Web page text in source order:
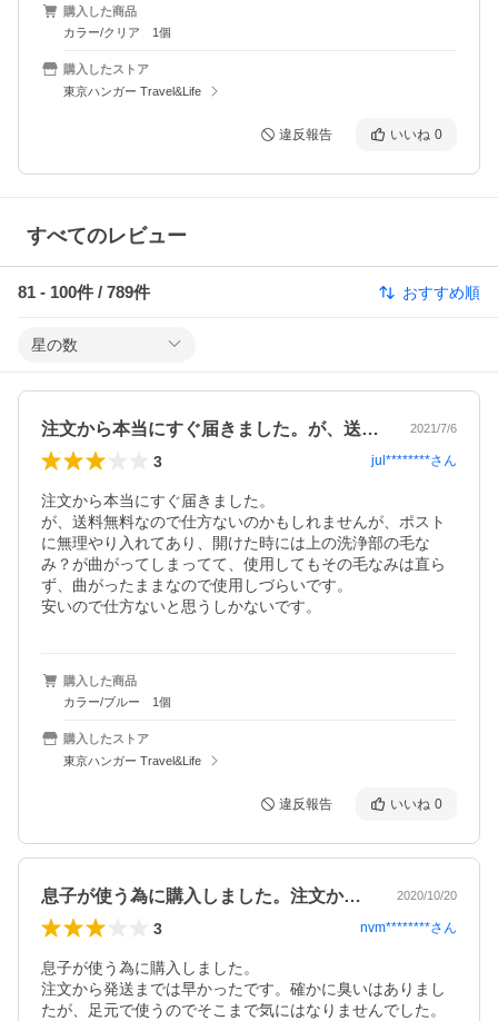
購入した商品
カラー/クリア 1個
購入したストア
東京ハンガー Travel&Life
違反報告 いいね 0
すべてのレビュー
81 - 100件 / 789件 おすすめ順
星の数
注文から本当にすぐ届きました。が、送料… 2021/7/6
3 jul********さん
注文から本当にすぐ届きました。
が、送料無料なので仕方ないのかもしれませんが、ポスト
に無理やり入れてあり、開けた時には上の洗浄部の毛な
み？が曲がってしまってて、使用してもその毛なみは直ら
ず、曲がったままなので使用しづらいです。
安いので仕方ないと思うしかないです。
購入した商品
カラー/ブルー 1個
購入したストア
東京ハンガー Travel&Life
違反報告 いいね 0
息子が使う為に購入しました。注文から発… 2020/10/20
3 nvm********さん
息子が使う為に購入しました。
注文から発送までは早かったです。確かに臭いはありまし
たが、足元で使うのでそこまで気にはなりませんでした。